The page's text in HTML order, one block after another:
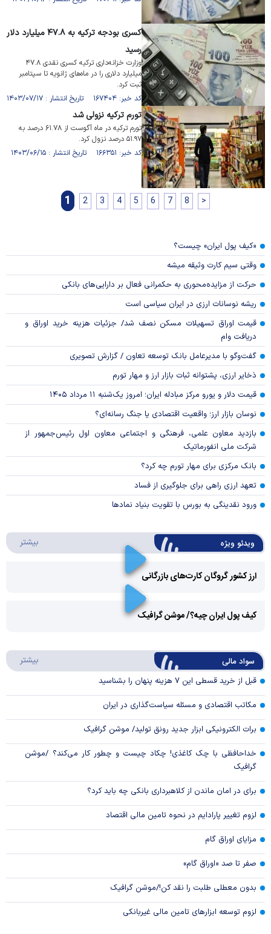
کسری بودجه ترکیه به ۴۷.۸ میلیارد دلار
رسید
وزارت خزانه‌داری ترکیه کسری نقدی ۴۷.۸
میلیارد دلاری را در ماه‌های ژانویه تا سپتامبر
ثبت کرد.
کد خبر: ۱۶۷۴۰۴ تاریخ انتشار : ۱۴۰۳/۰۷/۱۷
تورم ترکیه نزولی شد
تورم ترکیه در ماه آگوست از ۶۱.۷۸ درصد به
۵۱.۹۷ درصد نزول کرد.
کد خبر: ۱۶۶۳۵۱ تاریخ انتشار : ۱۴۰۳/۰۶/۱۵
1 2 3 4 5 6 7 8 >
«کیف پول ایران» چیست؟
وقتی سیم کارت وثیقه میشه
حرکت از مزایده‌محوری به حکمرانی فعال بر دارایی‌های بانکی
ریشه نوسانات ارزی در ایران سیاسی است
قیمت اوراق تسهیلات مسکن نصف شد/ جزئیات هزینه خرید اوراق و
دریافت وام
گفت‌وگو با مدیرعامل بانک توسعه تعاون / گزارش تصویری
ذخایر ارزی، پشتوانه ثبات بازار ارز و مهار تورم
قیمت دلار و یورو مرکز مبادله ایران؛ امروز یک‌شنبه ۱۱ مرداد ۱۴۰۵
نوسان بازار ارز؛ واقعیت اقتصادی یا جنگ رسانه‌ای؟
بازدید معاون علمی، فرهنگی و اجتماعی معاون اول رئیس‌جمهور از
شرکت ملی انفورماتیک
بانک مرکزی برای مهار تورم چه کرد؟
تعهد ارزی راهی برای جلوگیری از فساد
ورود نقدینگی به بورس با تقویت بنیاد نمادها
ویدئو ویژه بیشتر
ارز کشور گروگان کارت‌های بازرگانی
Video
کیف پول ایران چیه؟/ موشن گرافیک
سواد مالی بیشتر
قبل از خرید قسطی این ۷ هزینه پنهان را بشناسید
مکاتب اقتصادی و مسئله سیاست‌گذاری در ایران
برات الکترونیکی ابزار جدید رونق تولید/ موشن گرافیک
خداحافظی با چک کاغذی! چکاد چیست و چطور کار می‌کند؟ /موشن
گرافیک
برای در امان ماندن از کلاهبرداری بانکی چه باید کرد؟
لزوم تغییر پارادایم در نحوه تامین مالی اقتصاد
مزایای اوراق گام
صفر تا صد «اوراق گام»
بدون معطلی طلبت را نقد کن!/موشن گرافیک
لزوم توسعه ابزارهای تامین مالی غیربانکی